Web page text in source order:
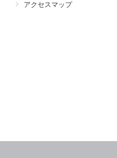
アクセスマップ